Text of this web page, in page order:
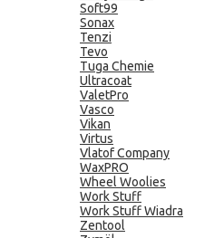
Soft99
Sonax
Tenzi
Tevo
Tuga Chemie
Ultracoat
ValetPro
Vasco
Vikan
Virtus
Vlatof Company
WaxPRO
Wheel Woolies
Work Stuff
Work Stuff Wiadra
Zentool